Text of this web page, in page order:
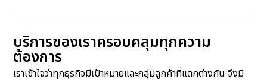
บริการของเราครอบคลุมทุกความ
ต้องการ
เราเข้าใจว่าทุกธุรกิจมีเป้าหมายและกลุ่มลูกค้าที่แตกต่างกัน จึงมี